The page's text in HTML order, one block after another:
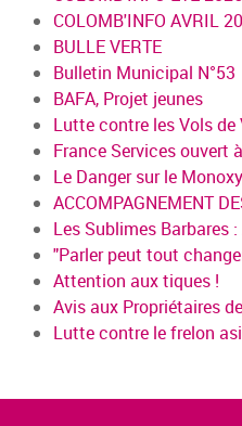
COLOMB'INFO AVRIL
BULLE VERTE
Bulletin Municipal N°53
BAFA, Projet jeunes
Lutte contre les Vols de
France Services ouvert
Le Danger sur le
ACCOMPAGNEMENT
Les Sublimes Barbares
"Parler peut tout
Attention aux tiques !
Avis aux Propriétaires
Lutte contre le frelon